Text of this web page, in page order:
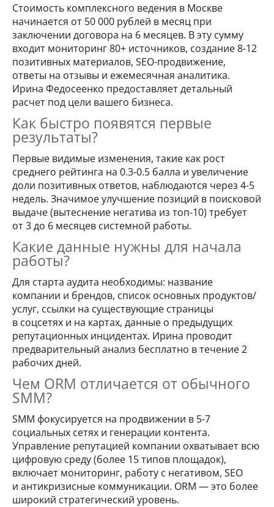
Стоимость комплексного ведения в Москве
начинается от 50 000 рублей в месяц при
заключении договора на 6 месяцев. В эту сумму
входит мониторинг 80+ источников, создание 8-12
позитивных материалов, SEO-продвижение,
ответы на отзывы и ежемесячная аналитика.
Ирина Федосеенко предоставляет детальный
расчет под цели вашего бизнеса.
Как быстро появятся первые
результаты?
Первые видимые изменения, такие как рост
среднего рейтинга на 0.3-0.5 балла и увеличение
доли позитивных ответов, наблюдаются через 4-5
недель. Значимое улучшение позиций в поисковой
выдаче (вытеснение негатива из топ-10) требует
от 3 до 6 месяцев системной работы.
Какие данные нужны для начала
работы?
Для старта аудита необходимы: название
компании и брендов, список основных продуктов/
услуг, ссылки на существующие страницы
в соцсетях и на картах, данные о предыдущих
репутационных инцидентах. Ирина проводит
предварительный анализ бесплатно в течение 2
рабочих дней.
Чем ORM отличается от обычного
SMM?
SMM фокусируется на продвижении в 5-7
социальных сетях и генерации контента.
Управление репутацией компании охватывает всю
цифровую среду (более 15 типов площадок),
включает мониторинг, работу с негативом, SEO
и антикризисные коммуникации. ORM — это более
широкий стратегический уровень.